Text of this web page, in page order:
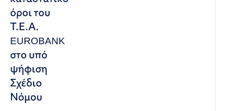
όροι του
Τ.Ε.Α.
EUROBANK
στο υπό
ψήφιση
Σχέδιο
Νόμου